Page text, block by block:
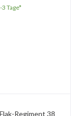
Tage*